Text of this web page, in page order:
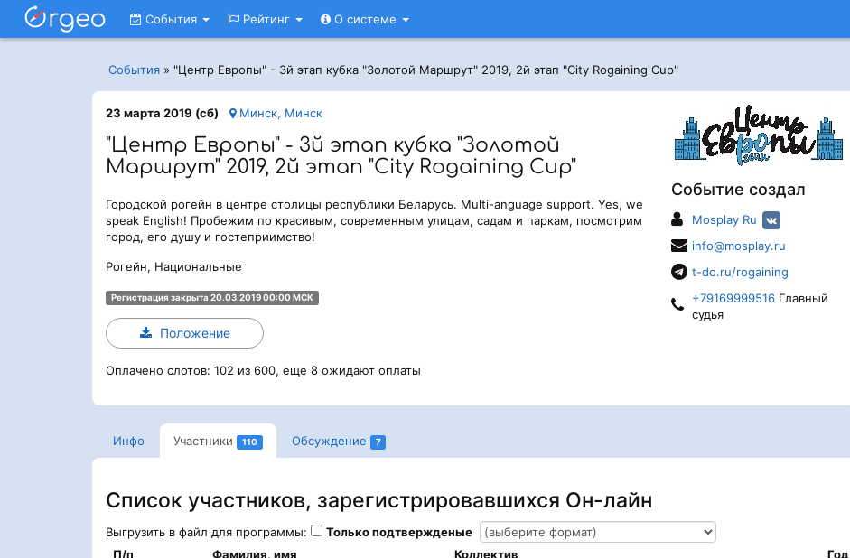
События Рейтинг О системе
События » "Центр Европы" - 3й этап кубка "Золотой Маршрут" 2019, 2й этап "City Rogaining Cup"
Событие создал
Mosplay Ru
info@mosplay.ru
t-do.ru/rogaining
+79169999516Главный
судья
23 марта 2019 (сб) Минск, Минск
"Центр Европы" - 3й этап кубка "Золотой
Маршрут" 2019, 2й этап "City Rogaining Cup"
Городской рогейн в центре столицы республики Беларусь. Multi-anguage support. Yes, we
speak English! Пробежим по красивым, современным улицам, садам и паркам, посмотрим
город, его душу и гостеприимство!
Рогейн, Национальные
Регистрация закрыта 20.03.2019 00:00 МСК
Положение
Оплачено слотов: 102 из 600, еще 8 ожидают оплаты
Инфо Участники 110 Обсуждение 7
Список участников, зарегистрировавшихся Он-лайн
Выгрузить в файл для программы: Только подтвержденые
П/п Фамилия, имя Коллектив Год